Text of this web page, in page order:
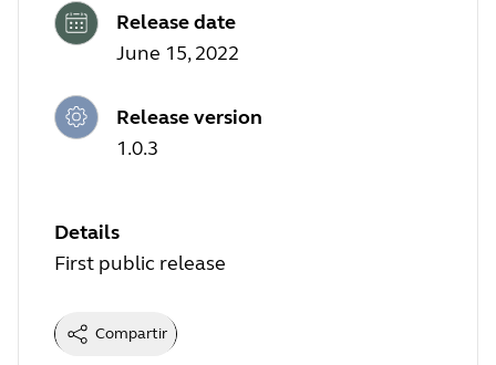
Release date
June 15, 2022
Release version
1.0.3
Details
First public release
Compartir